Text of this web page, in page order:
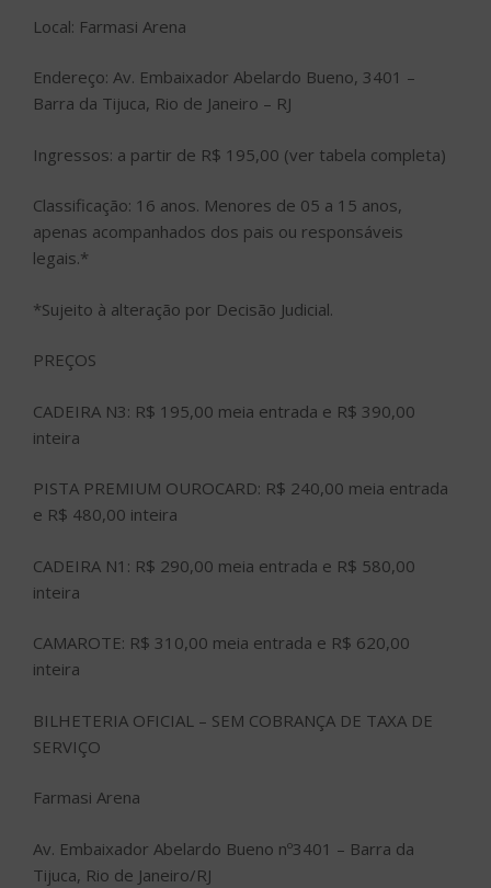
Local: Farmasi Arena
Endereço: Av. Embaixador Abelardo Bueno, 3401 –
Barra da Tijuca, Rio de Janeiro – RJ
Ingressos: a partir de R$ 195,00 (ver tabela completa)
Classificação: 16 anos. Menores de 05 a 15 anos,
apenas acompanhados dos pais ou responsáveis
legais.*
*Sujeito à alteração por Decisão Judicial.
PREÇOS
CADEIRA N3: R$ 195,00 meia entrada e R$ 390,00
inteira
PISTA PREMIUM OUROCARD: R$ 240,00 meia entrada
e R$ 480,00 inteira
CADEIRA N1: R$ 290,00 meia entrada e R$ 580,00
inteira
CAMAROTE: R$ 310,00 meia entrada e R$ 620,00
inteira
BILHETERIA OFICIAL – SEM COBRANÇA DE TAXA DE
SERVIÇO
Farmasi Arena
Av. Embaixador Abelardo Bueno nº3401 – Barra da
Tijuca, Rio de Janeiro/RJ